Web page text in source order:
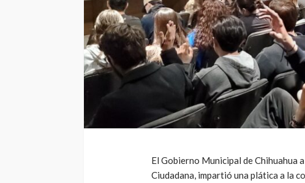
El Gobierno Municipal de Chihuahua
Ciudadana, impartió una plática a la